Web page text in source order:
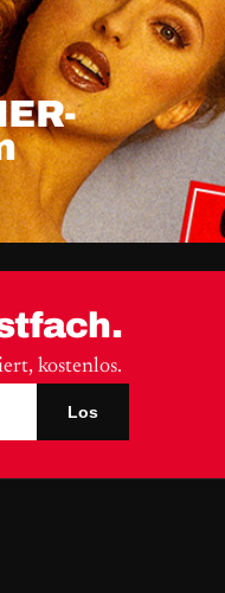
kostenlos.
Los